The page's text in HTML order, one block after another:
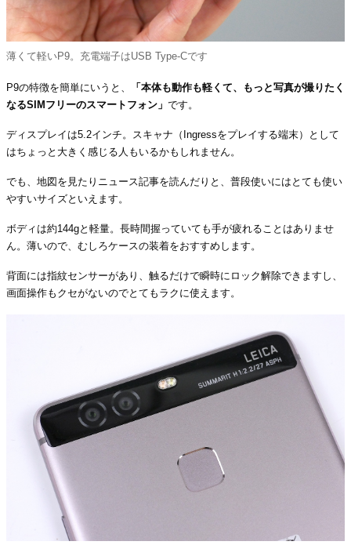
薄くて軽いP9。充電端子はUSB Type-Cです
P9の特徴を簡単にいうと、
「本体も動作も軽くて、もっと写真が撮りたく
なるSIMフリーのスマートフォン」 です。
ディスプレイは5.2インチ。スキャナ（Ingressをプレイする端末）として
はちょっと大きく感じる人もいるかもしれません。
でも、地図を見たりニュース記事を読んだりと、普段使いにはとても使い
やすいサイズといえます。
ボディは約144gと軽量。長時間握っていても手が疲れることはありませ
ん。薄いので、むしろケースの装着をおすすめします。
背面には指紋センサーがあり、触るだけで瞬時にロック解除できますし、
画面操作もクセがないのでとてもラクに使えます。